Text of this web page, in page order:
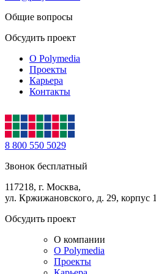
Общие вопросы
Обсудить проект
О Polymedia
Проекты
Карьера
Контакты
8 800 550 5029
Звонок бесплатный
117218, г. Москва,
ул. Кржижановского, д. 29, корпус 1
Обсудить проект
О компании
О Polymedia
Проекты